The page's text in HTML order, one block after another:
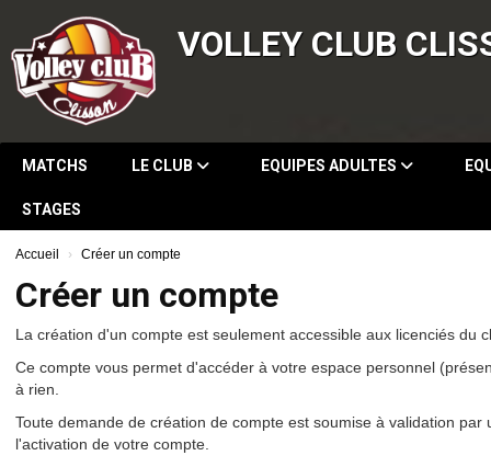
VOLLEY CLUB
MATCHS LE CLUB EQUIPES ADULTES
STAGES
Accueil Créer un compte
Créer un compte
La création d'un compte est seulement accessible aux licenciés du
Ce compte vous permet d'accéder à votre espace personnel
à rien.
Toute demande de création de compte est soumise à validation
l'activation de votre compte.